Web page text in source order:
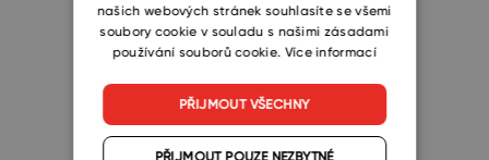
kontaktu
Přihlaste se k odběru našich
našich webových stránek souhlasíte se všemi
soubory cookie v souladu s našimi zásadami
používání souborů cookie. Více informací
PŘIJMOUT VŠECHNY
PŘIJMOUT POUZE NEZBYTNÉ